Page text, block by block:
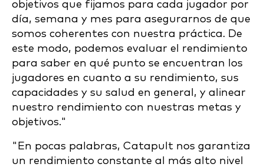
objetivos que fijamos para cada jugador por
día, semana y mes para asegurarnos de que
somos coherentes con nuestra práctica. De
este modo, podemos evaluar el rendimiento
para saber en qué punto se encuentran los
jugadores en cuanto a su rendimiento, sus
capacidades y su salud en general, y alinear
nuestro rendimiento con nuestras metas y
objetivos."
"En pocas palabras, Catapult nos garantiza
un rendimiento constante al más alto nivel